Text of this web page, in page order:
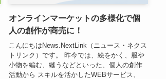
オンラインマーケットの多様化で個
人の創作が商売に！
こんにちはNews.NextLink（ニュース・ネクス
トリンク）です。 昨今では、絵をかく、服や
小物を編む、縫うなどといった、個人の創作
活動から スキルを活かしたWEBサービス、